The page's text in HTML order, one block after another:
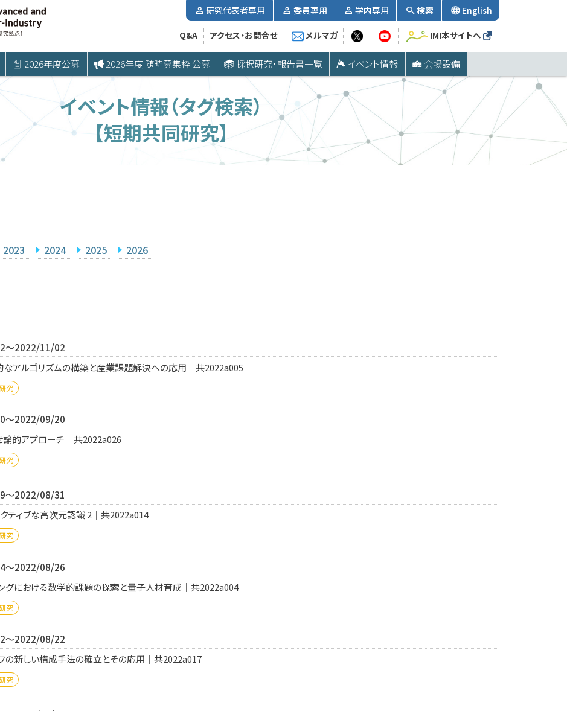
2026年度公募 2026年度 随時募集枠 公募 採択研究・報告書一覧 イベント情報 会場設備
研究代表者専用 委員専用 学内専用 検索 English
Q&A アクセス・お問合せ メルマガ IMI本サイトへ
イベント情報（タグ検索）
【短期共同研究】
2023 2024 2025 2026
～2022/11/02
アルゴリズムの構築と産業課題解決への応用｜共2022a005
究
～2022/09/20
的アプローチ｜共2022a026
究
～2022/08/31
ティブな高次元認識 2｜共2022a014
究
～2022/08/26
グにおける数学的課題の探索と量子人材育成｜共2022a004
究
～2022/08/22
の新しい構成手法の確立とその応用｜共2022a017
究